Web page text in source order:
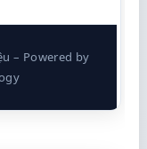
– Powered by